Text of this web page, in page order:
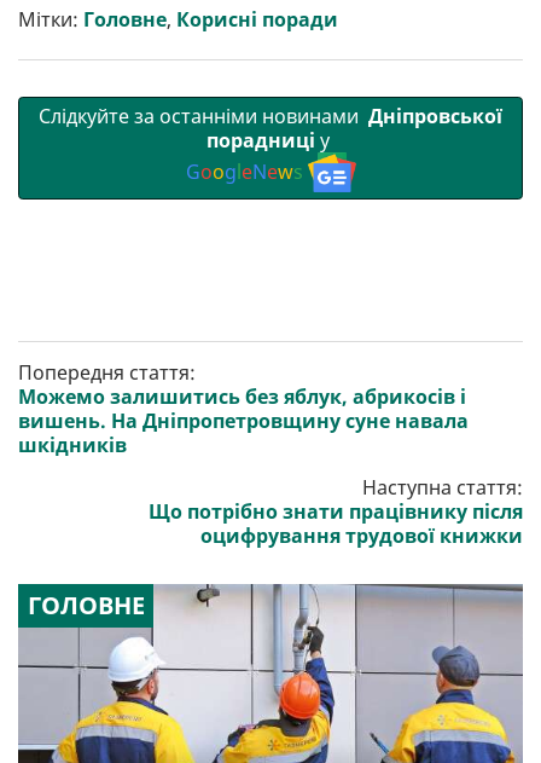
Мітки: Головне, Корисні поради
Слідкуйте за останніми новинами Дніпровської
порадниці у
GoogleNews
Попередня стаття:
Можемо залишитись без яблук, абрикосів і
вишень. На Дніпропетровщину суне навала
шкідників
Наступна стаття:
Що потрібно знати працівнику після
оцифрування трудової книжки
ГОЛОВНЕ